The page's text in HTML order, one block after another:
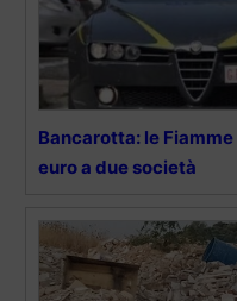
Bancarotta: le
euro a due società